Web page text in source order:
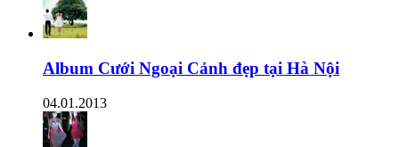
Album Cưới Ngoại Cảnh đẹp tại Hà Nội
04.01.2013